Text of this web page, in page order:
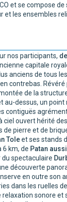
et se compose de
et les ensembles
nos participants,
capitale
anciens de tous
contrebas.
de la
dessus, un point
contiguës
ouvert hérité
pierre et de
Toleet ses stands
6 km, de Patan
spectaculaire
découverte
en outre son
dans les ruelles
relaxation sonore et